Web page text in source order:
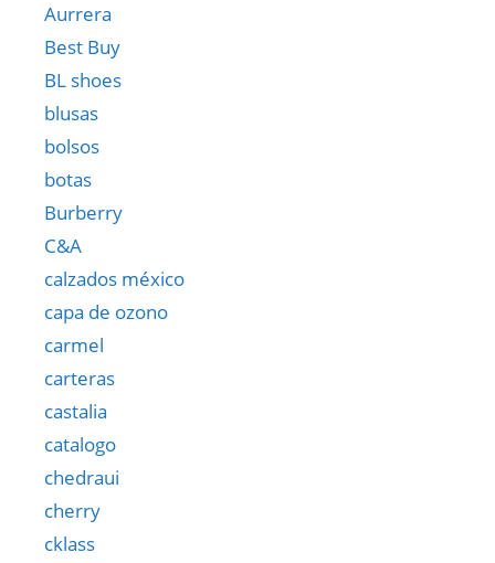
Aurrera
Best Buy
BL shoes
blusas
bolsos
botas
Burberry
C&A
calzados méxico
capa de ozono
carmel
carteras
castalia
catalogo
chedraui
cherry
cklass